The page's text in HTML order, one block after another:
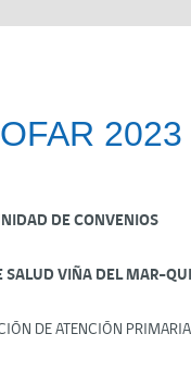
DE CONVENIOS
SALUD VIÑA DEL MAR-
DE ATENCIÓN PRIMARIA